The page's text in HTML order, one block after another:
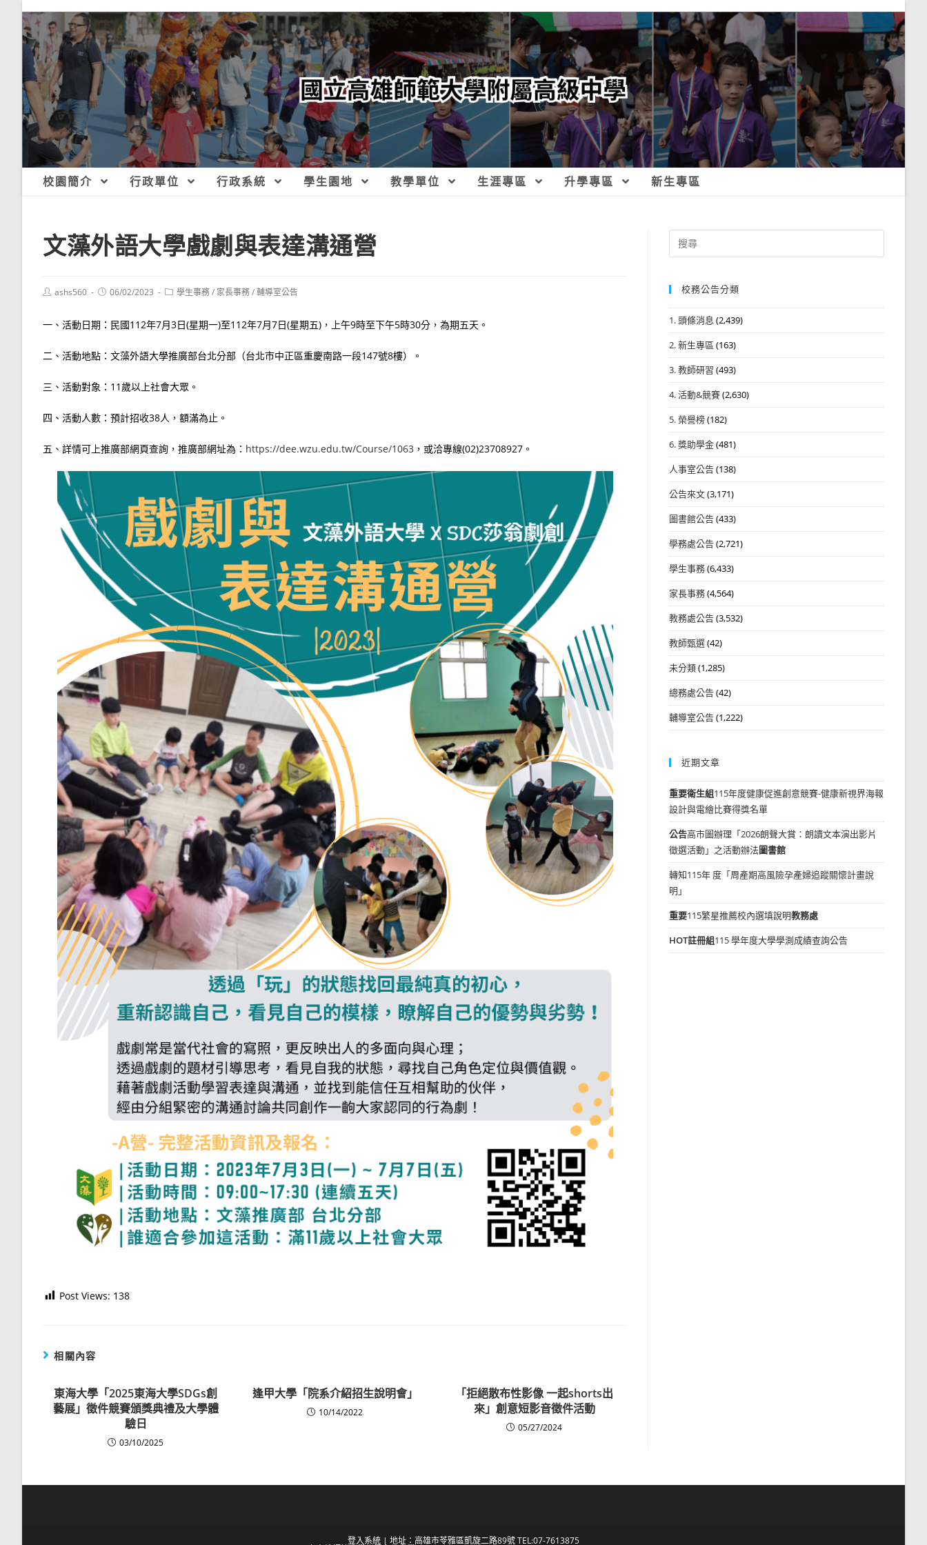
校園簡介 行政單位 行政系統 學生園地 教學單位 生涯專區 升學專區 新生專區
文藻外語大學戲劇與表達溝通營
Postashs560
Post06/02/2023
Post學生事務/ 家長事務/輔導室公告
一、活動日期：民國112年7月3日(星期一)至112年7月7日(星期五)，上午9時至下午5時30分，為期五天。
二、活動地點：文藻外語大學推廣部台北分部（台北市中正區重慶南路一段147號8樓）。
三、活動對象：11歲以上社會大眾。
四、活動人數：預計招收38人，額滿為止。
五、詳情可上推廣部網頁查詢，推廣部網址為： https://dee.wzu.edu.tw/Course/1063 ，或洽專線(02)23708927。
Post Views: 138
相關內容
東海大學「2025東海大學SDGs創
藝展」徵件競賽頒獎典禮及大學體
驗日
03/10/2025
逢甲大學「院系介紹招生說明會」
10/14/2022
「拒絕散布性影像 一起shorts出
來」創意短影音徵件活動
05/27/2024
Search
for:
校務公告分類
1. 頭條消息 (2,439)
2. 新生專區 (163)
3. 教師研習 (493)
4. 活動&競賽(2,630)
5. 榮譽榜(182)
6. 獎助學金(481)
人事室公告(138)
公告來文(3,171)
圖書館公告(433)
學務處公告(2,721)
學生事務(6,433)
家長事務(4,564)
教務處公告(3,532)
教師甄選(42)
未分類(1,285)
總務處公告(42)
輔導室公告(1,222)
近期文章
重要衛生組115年度健康促進創意競賽-健康新視界海報
設計與電繪比賽得獎名單
公告高市圖辦理「2026朗聲大賞：朗讀文本演出影片
徵選活動」之活動辦法圖書館
轉知115年 度「周產期高風險孕產婦追蹤關懷計畫說
明」
重要115繁星推薦校內選填說明教務處
HOT註冊組115 學年度大學學測成績查詢公告
登入系統 | 地址：高雄市苓雅區凱旋二路89號 TEL:07-7613875